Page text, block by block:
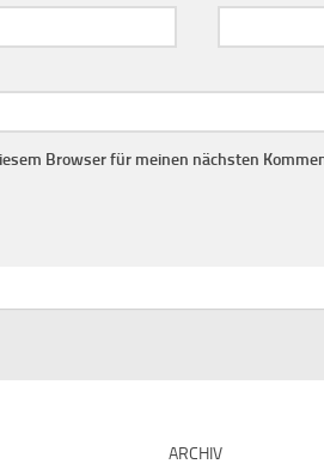
Browser für meinen nächsten
ARCHIV